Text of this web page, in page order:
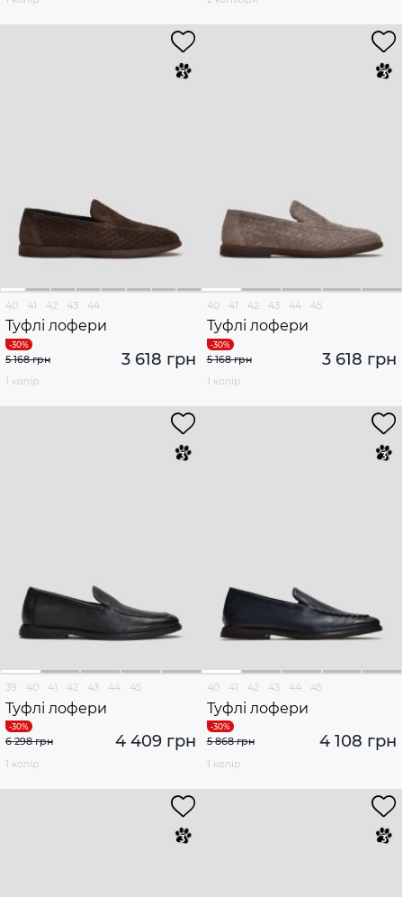
40 41 42 43 44
Туфлі лофери
3 618 грн
5 168 грн
1 колір
40 41 42 43 44 45
Туфлі лофери
3 618 грн
5 168 грн
1 колір
39 40 41 42 43 44 45
Туфлі лофери
4 409 грн
6 298 грн
1 колір
40 41 42 43 44 45
Туфлі лофери
4 108 грн
5 868 грн
1 колір